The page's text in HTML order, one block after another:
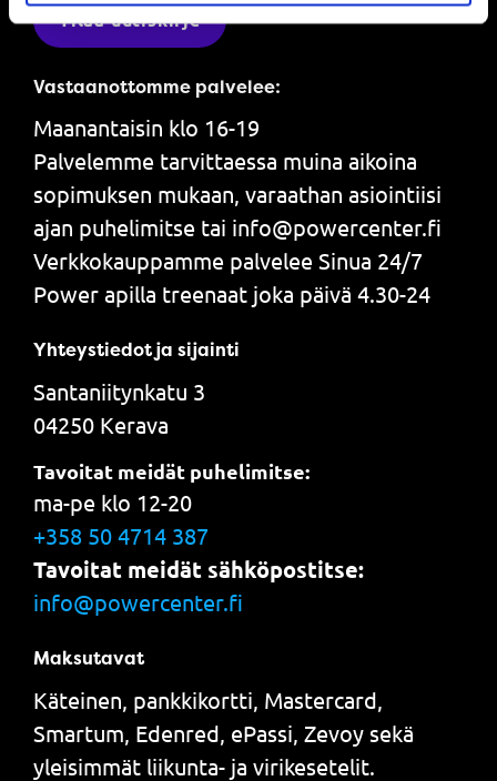
Tilaa uutiskirje
Vastaanottomme palvelee:
Maanantaisin klo 16-19
Palvelemme tarvittaessa muina aikoina
sopimuksen mukaan, varaathan asiointiisi
ajan puhelimitse tai info@powercenter.fi
Verkkokauppamme palvelee Sinua 24/7
Power apilla treenaat joka päivä 4.30-24
Yhteystiedot ja sijainti
Santaniitynkatu 3
04250 Kerava
Tavoitat meidät puhelimitse:
ma-pe klo 12-20
+358 50 4714 387
Tavoitat meidät sähköpostitse:
info@powercenter.fi
Maksutavat
Käteinen, pankkikortti, Mastercard,
Smartum, Edenred, ePassi, Zevoy sekä
yleisimmät liikunta- ja virikesetelit.